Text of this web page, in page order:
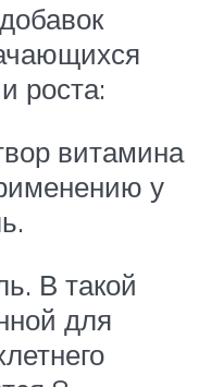
роста:
витамина
у
В такой
для